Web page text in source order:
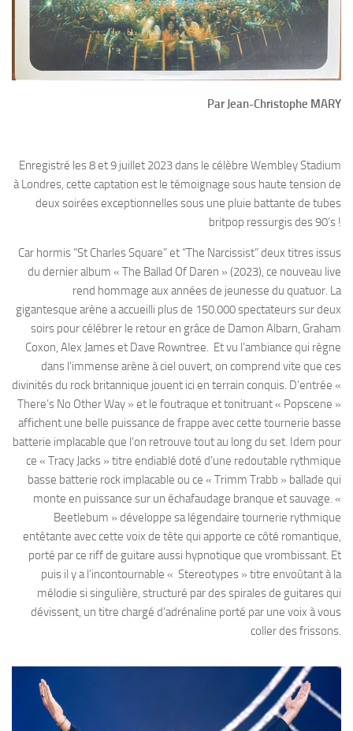
Par Jean-Christophe MARY
Enregistré les 8 et 9 juillet 2023 dans le célèbre Wembley Stadium
à Londres, cette captation est le témoignage sous haute tension de
deux soirées exceptionnelles sous une pluie battante de tubes
britpop ressurgis des 90’s !
Car hormis “St Charles Square” et “The Narcissist” deux titres issus
du dernier album « The Ballad Of Daren » (2023), ce nouveau live
rend hommage aux années de jeunesse du quatuor. La
gigantesque arène a accueilli plus de 150.000 spectateurs sur deux
soirs pour célébrer le retour en grâce de Damon Albarn, Graham
Coxon, Alex James et Dave Rowntree. Et vu l’ambiance qui règne
dans l’immense arène à ciel ouvert, on comprend vite que ces
divinités du rock britannique jouent ici en terrain conquis. D’entrée «
There’s No Other Way » et le foutraque et tonitruant « Popscene »
affichent une belle puissance de frappe avec cette tournerie basse
batterie implacable que l’on retrouve tout au long du set. Idem pour
ce « Tracy Jacks » titre endiablé doté d’une redoutable rythmique
basse batterie rock implacable ou ce « Trimm Trabb » ballade qui
monte en puissance sur un échafaudage branque et sauvage. «
Beetlebum » développe sa légendaire tournerie rythmique
entêtante avec cette voix de tête qui apporte ce côté romantique,
porté par ce riff de guitare aussi hypnotique que vrombissant. Et
puis il y a l’incontournable « Stereotypes » titre envoûtant à la
mélodie si singulière, structuré par des spirales de guitares qui
dévissent, un titre chargé d’adrénaline porté par une voix à vous
coller des frissons.